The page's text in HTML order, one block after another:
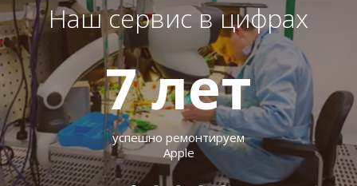
Наш сервис в цифрах
7лет
успешно ремонтируем
Apple